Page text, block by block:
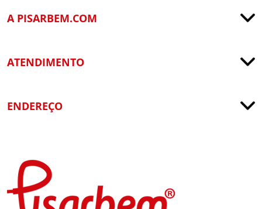
A PISARBEM.COM
ATENDIMENTO
ENDEREÇO